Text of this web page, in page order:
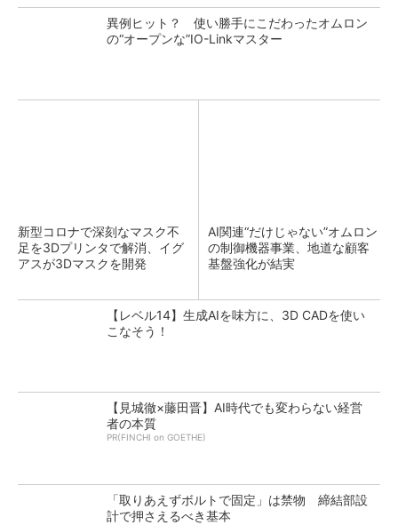
異例ヒット？ 使い勝手にこだわったオムロン
の“オープンな”IO-Linkマスター
新型コロナで深刻なマスク不
足を3Dプリンタで解消、イグ
アスが3Dマスクを開発
AI関連“だけじゃない”オムロン
の制御機器事業、地道な顧客
基盤強化が結実
【レベル14】生成AIを味方に、3D CADを使い
こなそう！
【見城徹×藤田晋】AI時代でも変わらない経営
者の本質
PR(FINCHI on GOETHE)
「取りあえずボルトで固定」は禁物 締結部設
計で押さえるべき基本